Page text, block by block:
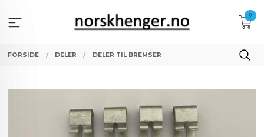
innholdet
0
FORSIDE DELER DELER TIL BREMSER